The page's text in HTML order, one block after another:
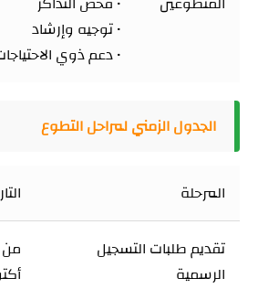
• توجيه وإرشاد
• دعم ذوي
الجدول الزمني لمراحل التطوع
المرحلة
تقديم طلبات التسجيل
الرسمية